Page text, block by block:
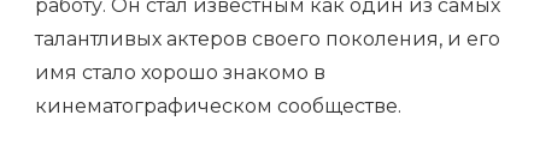
работу. Он стал известным как один из самых
талантливых актеров своего поколения, и его
имя стало хорошо знакомо в
кинематографическом сообществе.